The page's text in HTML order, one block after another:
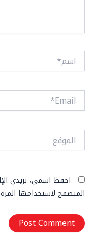
اسم*
Email*
الموقع
احفظ اسمي، بريدي
المتصفح لاستخدامها